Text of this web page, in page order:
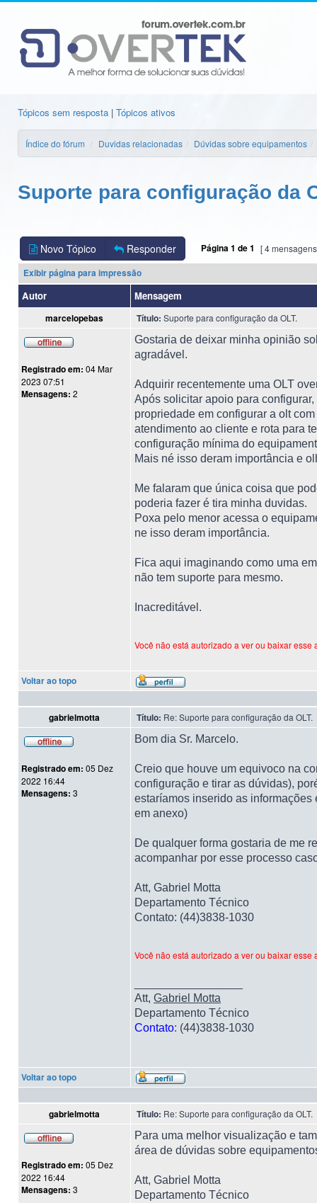
Tópicos sem resposta | Tópicos ativos
Índice do fórum Duvidas relacionadas Dúvidas sobre equipamentos
Suporte para configuração da
Novo Tópico Responder Página1 de1 [ 4
Exibir página para impressão
Autor Mensagem
marcelopebas Título: Suporte para configuração da OLT.
Registrado em: 04 Mar
2023 07:51
Mensagens: 2
Gostaria de deixar minha opinião
agradável.
Adquirir recentemente uma OLT
Após solicitar apoio para
propriedade em configurar a olt
atendimento ao cliente e rota para
configuração mínima do
Mais né isso deram importância e
Me falaram que única coisa que
poderia fazer é tira minha duvidas.
Poxa pelo menor acessa o
ne isso deram importância.
Fica aqui imaginando como uma
não tem suporte para mesmo.
Inacreditável.
Você não está autorizado a ver ou baixar esse
Voltar ao topo
gabrielmotta Título: Re: Suporte para configuração da OLT.
Registrado em: 05 Dez
2022 16:44
Mensagens: 3
Bom dia Sr. Marcelo.
Creio que houve um equivoco na
configuração e tirar as dúvidas),
estaríamos inserido as
em anexo)
De qualquer forma gostaria de me
acompanhar por esse processo
Att, Gabriel Motta
Departamento Técnico
Contato: (44)3838-1030
Você não está autorizado a ver ou baixar esse
Att, Gabriel Motta
Departamento Técnico
Contato: (44)3838-1030
Voltar ao topo
gabrielmotta Título: Re: Suporte para configuração da OLT.
Registrado em: 05 Dez
2022 16:44
Mensagens: 3
Para uma melhor visualização e
área de dúvidas sobre
Att, Gabriel Motta
Departamento Técnico